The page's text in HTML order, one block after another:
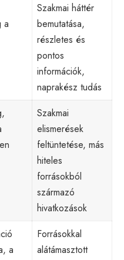
a
Szakmai háttér
bemutatása,
részletes és
pontos
információk,
naprakész tudás
Szakmai
elismerések
feltüntetése, más
hiteles
forrásokból
származó
hivatkozások
a
Forrásokkal
alátámasztott